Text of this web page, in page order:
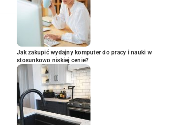
Jak zakupić wydajny komputer do pracy i nauki w
stosunkowo niskiej cenie?